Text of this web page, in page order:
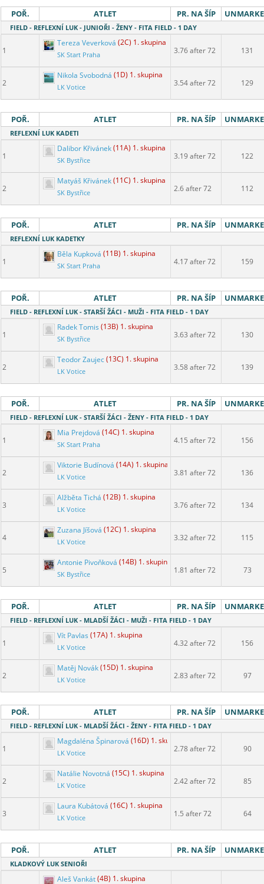
POŘ. ATLET PR. NA ŠÍP
FIELD - REFLEXNÍ LUK - JUNIOŘI - ŽENY - FITA FIELD - 1 DAY
1
Tereza Veverková (2C) 1. skupina
SK Start Praha 3.76 after 72 131
2
Nikola Svobodná (1D) 1. skupina
LK Votice 3.54 after 72 129
POŘ. ATLET PR. NA ŠÍP
REFLEXNÍ LUK KADETI
1
Dalibor Křivánek(11A) 1. skupina
SK Bystřice 3.19 after 72 122
2
Matyáš Křivánek(11C) 1. skupina
SK Bystřice 2.6 after 72 112
POŘ. ATLET PR. NA ŠÍP
REFLEXNÍ LUK KADETKY
1
Běla Kupková (11B) 1. skupina
SK Start Praha 4.17 after 72 159
POŘ. ATLET PR. NA ŠÍP
FIELD - REFLEXNÍ LUK - STARŠÍ ŽÁCI - MUŽI - FITA FIELD - 1 DAY
1
Radek Tomis (13B) 1. skupina
SK Bystřice 3.63 after 72 130
2
Teodor Zaujec(13C) 1. skupina
LK Votice 3.58 after 72 139
POŘ. ATLET PR. NA ŠÍP
FIELD - REFLEXNÍ LUK - STARŠÍ ŽÁCI - ŽENY - FITA FIELD - 1 DAY
1
Mia Prejdová (14C) 1. skupina
SK Start Praha 4.15 after 72 156
2
Viktorie Budínová (14A) 1. skupina
LK Votice 3.81 after 72 136
3
Alžběta Tichá (12B) 1. skupina
LK Votice 3.76 after 72 134
4
Zuzana Jíšová (12C) 1. skupina
LK Votice 3.32 after 72 115
5
Antonie Pivoňková (14B) 1. skupina
SK Bystřice 1.81 after 72 73
POŘ. ATLET PR. NA ŠÍP
FIELD - REFLEXNÍ LUK - MLADŠÍ ŽÁCI - MUŽI - FITA FIELD - 1 DAY
1
Vít Pavlas (17A) 1. skupina
LK Votice 4.32 after 72 156
2
Matěj Novák(15D) 1. skupina
LK Votice 2.83 after 72 97
POŘ. ATLET PR. NA ŠÍP
FIELD - REFLEXNÍ LUK - MLADŠÍ ŽÁCI - ŽENY - FITA FIELD - 1 DAY
1
Magdaléna Špinarová (16D) 1. skupina
LK Votice 2.78 after 72 90
2
Natálie Novotná (15C) 1. skupina
LK Votice 2.42 after 72 85
3
Laura Kubátová (16C) 1. skupina
LK Votice 1.5 after 72 64
POŘ. ATLET PR. NA ŠÍP
KLADKOVÝ LUK SENIOŘI
Aleš Vankát(4B) 1. skupina